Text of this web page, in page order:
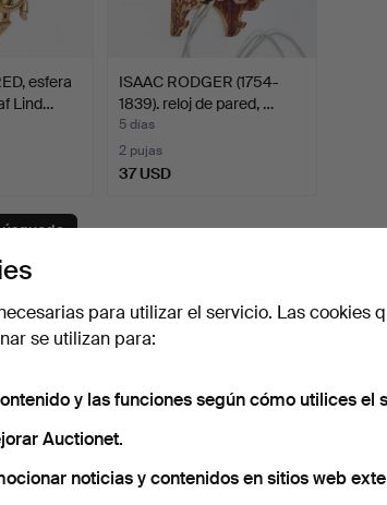
esfera
Lind…
ISAAC RODGER (1754-
1839). reloj de pared, …
5 días
2 pujas
37 USD
buscar en
para utilizar el servicio. Las cookies
se utilizan para:
y las funciones según cómo utilices el
Auctionet.
noticias y contenidos en sitios web